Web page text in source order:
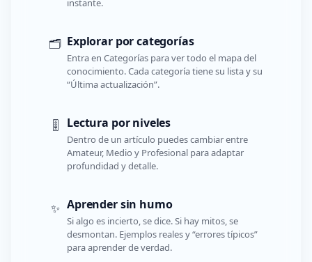
instante.
🗂️ Explorar por categorías
Entra en Categorías para ver todo el mapa del
conocimiento. Cada categoría tiene su lista y su
“Última actualización”.
🎚️ Lectura por niveles
Dentro de un artículo puedes cambiar entre
Amateur, Medio y Profesional para adaptar
profundidad y detalle.
✨ Aprender sin humo
Si algo es incierto, se dice. Si hay mitos, se
desmontan. Ejemplos reales y “errores típicos”
para aprender de verdad.